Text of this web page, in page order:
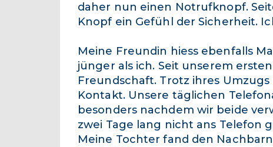
daher nun einen Notrufknopf.
Knopf ein Gefühl der Sicherheit.
Meine Freundin hiess ebenfalls
jünger als ich. Seit unserem
Freundschaft. Trotz ihres
Kontakt. Unsere täglichen
besonders nachdem wir beide
zwei Tage lang nicht ans Telefon
Meine Tochter fand den